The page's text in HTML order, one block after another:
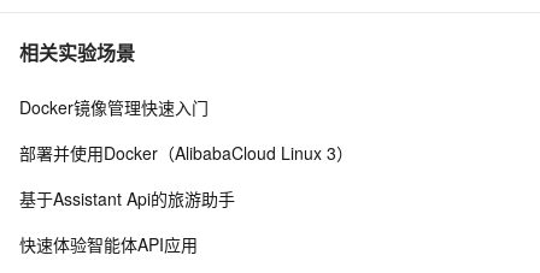
相关实验场景
Docker镜像管理快速入门
部署并使用Docker（AlibabaCloud Linux 3）
基于Assistant Api的旅游助手
快速体验智能体API应用